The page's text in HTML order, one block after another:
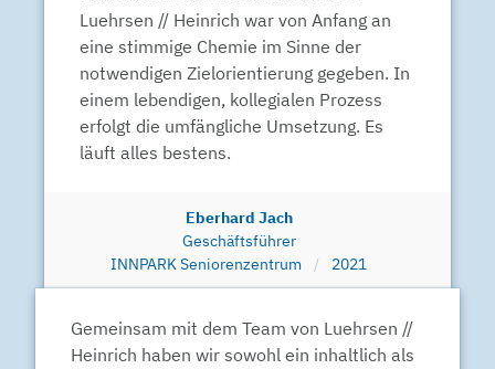
Luehrsen // Heinrich war von Anfang an
eine stimmige Chemie im Sinne der
notwendigen Zielorientierung gegeben. In
einem lebendigen, kollegialen Prozess
erfolgt die umfängliche Umsetzung. Es
läuft alles bestens.
Eberhard Jach
Geschäftsführer
INNPARK Seniorenzentrum
2021
Gemeinsam mit dem Team von Luehrsen //
Heinrich haben wir sowohl ein inhaltlich als